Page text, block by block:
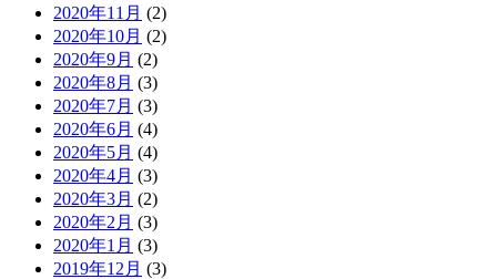
2020年11月 (2)
2020年10月 (2)
2020年9月 (2)
2020年8月 (3)
2020年7月 (3)
2020年6月 (4)
2020年5月 (4)
2020年4月 (3)
2020年3月 (2)
2020年2月 (3)
2020年1月 (3)
2019年12月 (3)